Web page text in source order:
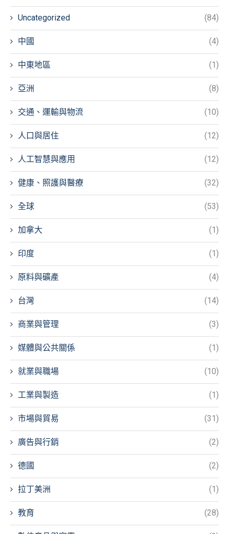
Uncategorized (84)
中國 (4)
中東地區 (1)
亞洲 (8)
交通、運輸與物流 (10)
人口與居住 (12)
人工智慧與應用 (12)
健康、照護與醫療 (32)
全球 (53)
加拿大 (1)
印度 (1)
原料與礦產 (4)
台灣 (14)
商業與管理 (3)
媒體與公共關係 (1)
就業與職場 (10)
工業與製造 (1)
市場與貿易 (31)
廣告與行銷 (2)
德國 (2)
拉丁美洲 (1)
教育 (28)